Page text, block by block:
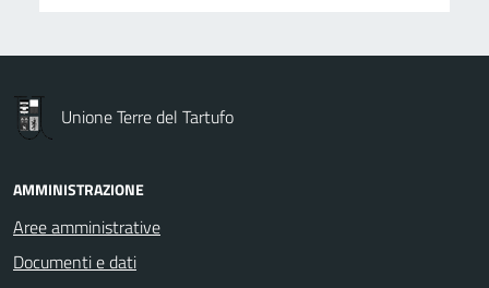
Unione Terre del Tartufo
AMMINISTRAZIONE
Aree amministrative
Documenti e dati